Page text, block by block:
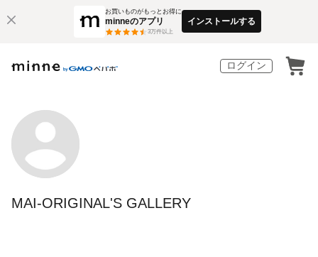
お買いものがもっとお得に
minneのアプリ
3万件以上
インストールする
ログイン
MAI-ORIGINAL'S GALLERY